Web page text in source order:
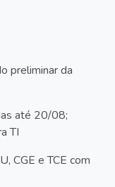
preliminar da
até 20/08;
TI
CGE e TCE com